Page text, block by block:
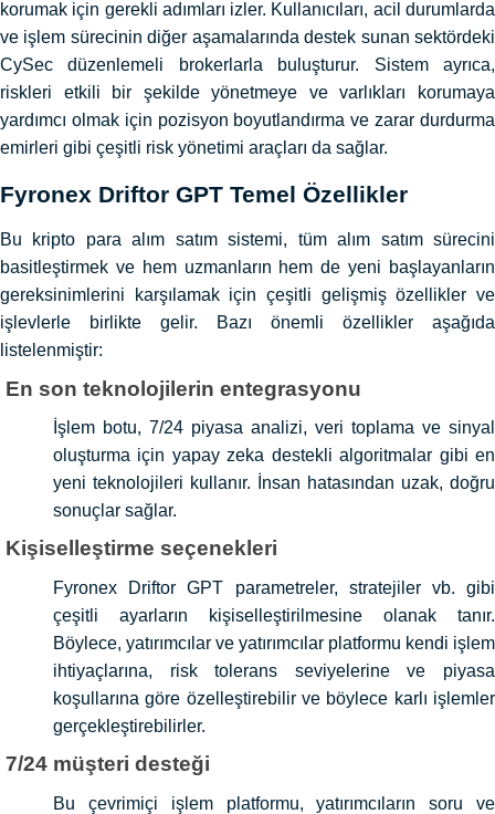
korumak için gerekli adımları izler. Kullanıcıları, acil durumlarda
ve işlem sürecinin diğer aşamalarında destek sunan sektördeki
CySec düzenlemeli brokerlarla buluşturur. Sistem ayrıca,
riskleri etkili bir şekilde yönetmeye ve varlıkları korumaya
yardımcı olmak için pozisyon boyutlandırma ve zarar durdurma
emirleri gibi çeşitli risk yönetimi araçları da sağlar.
Fyronex Driftor GPT Temel Özellikler
Bu kripto para alım satım sistemi, tüm alım satım sürecini
basitleştirmek ve hem uzmanların hem de yeni başlayanların
gereksinimlerini karşılamak için çeşitli gelişmiş özellikler ve
işlevlerle birlikte gelir. Bazı önemli özellikler aşağıda
listelenmiştir:
En son teknolojilerin entegrasyonu
İşlem botu, 7/24 piyasa analizi, veri toplama ve sinyal
oluşturma için yapay zeka destekli algoritmalar gibi en
yeni teknolojileri kullanır. İnsan hatasından uzak, doğru
sonuçlar sağlar.
Kişiselleştirme seçenekleri
Fyronex Driftor GPT parametreler, stratejiler vb. gibi
çeşitli ayarların kişiselleştirilmesine olanak tanır.
Böylece, yatırımcılar ve yatırımcılar platformu kendi işlem
ihtiyaçlarına, risk tolerans seviyelerine ve piyasa
koşullarına göre özelleştirebilir ve böylece karlı işlemler
gerçekleştirebilirler.
7/24 müşteri desteği
Bu çevrimiçi işlem platformu, yatırımcıların soru ve